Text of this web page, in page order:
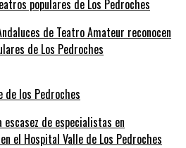
de Teatro Amateur reconocen
de Los Pedroches
escasez de especialistas en
el Hospital Valle de Los Pedroches